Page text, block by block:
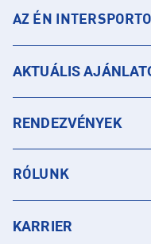
AZ ÉN
AKTUÁLIS
RENDEZVÉNYEK
RÓLUNK
KARRIER